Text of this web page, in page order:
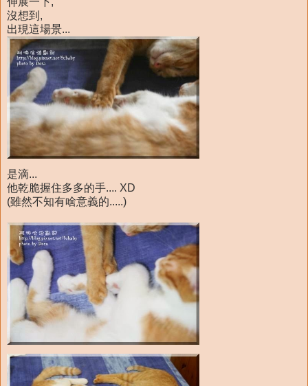
沒想到,
出現這場景...
是滴...
他乾脆握住多多的手.... XD
(雖然不知有啥意義的.....)